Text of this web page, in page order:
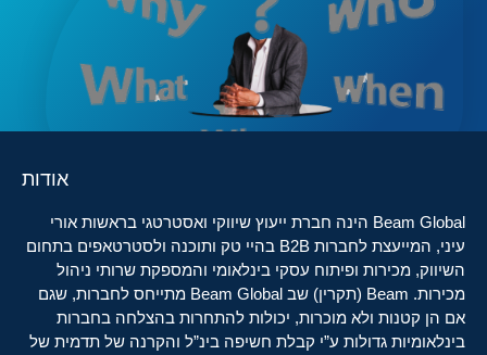
אודות
Beam Global הינה חברת ייעוץ שיווקי ואסטרטגי בראשות אורי
עיני, המייעצת לחברות B2B בהיי טק ותוכנה ולסטרטאפים בתחום
השיווק, מכירות ופיתוח עסקי בינלאומי והמספקת שרותי ניהול
מכירות. Beam (תקרין) שב Beam Global מתייחס לחברות, שגם
אם הן קטנות ולא מוכרות, יכולות להתחרות בהצלחה בחברות
בינלאומיות גדולות ע”י קבלת חשיפה בינ”ל והקרנה של תדמית של